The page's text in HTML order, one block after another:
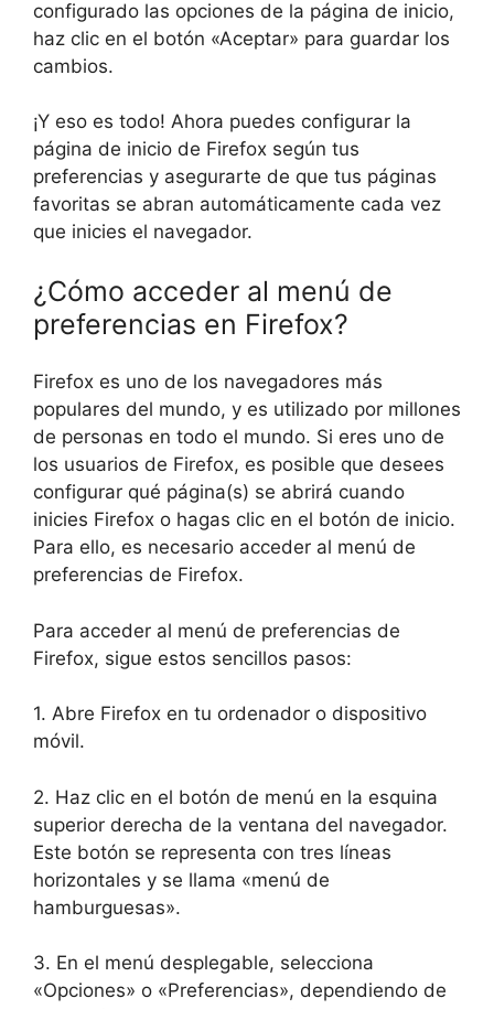
configurado las opciones de la página de inicio,
haz clic en el botón «Aceptar» para guardar los
cambios.
¡Y eso es todo! Ahora puedes configurar la
página de inicio de Firefox según tus
preferencias y asegurarte de que tus páginas
favoritas se abran automáticamente cada vez
que inicies el navegador.
¿Cómo acceder al menú de
preferencias en Firefox?
Firefox es uno de los navegadores más
populares del mundo, y es utilizado por millones
de personas en todo el mundo. Si eres uno de
los usuarios de Firefox, es posible que desees
configurar qué página(s) se abrirá cuando
inicies Firefox o hagas clic en el botón de inicio.
Para ello, es necesario acceder al menú de
preferencias de Firefox.
Para acceder al menú de preferencias de
Firefox, sigue estos sencillos pasos:
1. Abre Firefox en tu ordenador o dispositivo
móvil.
2. Haz clic en el botón de menú en la esquina
superior derecha de la ventana del navegador.
Este botón se representa con tres líneas
horizontales y se llama «menú de
hamburguesas».
3. En el menú desplegable, selecciona
«Opciones» o «Preferencias», dependiendo de